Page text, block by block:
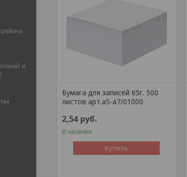
и
Бумага для записей 65г. 500
листов арт.а5-а7/01000
2,54 руб.
В наличии
Купить